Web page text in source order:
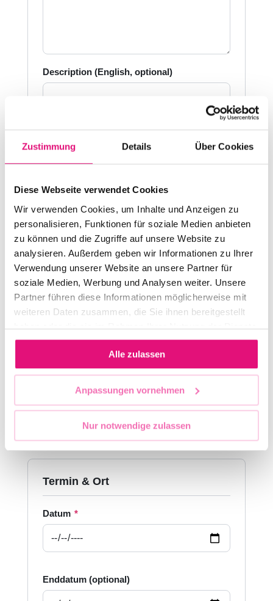
Zustimmung Details Über Cookies
Diese Webseite verwendet Cookies
Wir verwenden Cookies, um Inhalte und Anzeigen zu
personalisieren, Funktionen für soziale Medien anbieten
zu können und die Zugriffe auf unsere Website zu
analysieren. Außerdem geben wir Informationen zu Ihrer
Verwendung unserer Website an unsere Partner für
soziale Medien, Werbung und Analysen weiter. Unsere
Partner führen diese Informationen möglicherweise mit
weiteren Daten zusammen, die Sie ihnen bereitgestellt
haben oder die sie im Rahmen Ihrer Nutzung der Dienste
gesammelt haben.
Alle zulassen
Anpassungen vornehmen
Nur notwendige zulassen
Description (English, optional)
Bildung & Empowerment / Education &
Empowerment
Community & Vernetzung / Community
&Networking
Familienevents / Family Events
Gesundheit & Aufklärung / Health &
Education
Haltung & Aktivismus / Attitude & Activism
Körper & Seele / Body & Soul
Krisenfeste Community / Crisis proof
Kultur & Kunst / Culture & Arts
Laut gegen Hass / Loud against hate
Mehrere Kategorien wählen ist möglich.
Termin & Ort
Datum *
Enddatum (optional)